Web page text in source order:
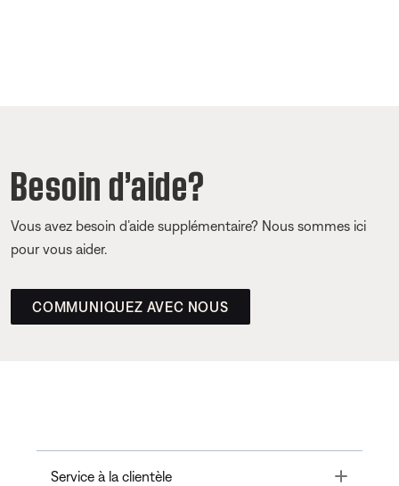
Besoin d’aide?
Vous avez besoin d’aide supplémentaire? Nous sommes ici
pour vous aider.
COMMUNIQUEZ AVEC NOUS
Service à la clientèle Toggle